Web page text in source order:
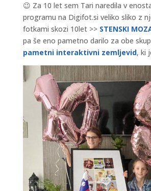
😉 Za 10 let sem Tari naredila v
programu na Digifot.si veliko sliko z
fotkami skozi 10let >>STENSKI
pa še eno pametno darilo za obe
pametni interaktivni zemljevid, ki